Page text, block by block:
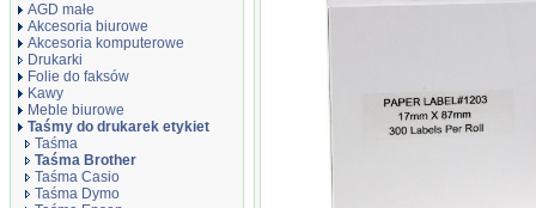
AGD małe
Akcesoria biurowe
Akcesoria komputerowe
Drukarki
Folie do faksów
Kawy
Meble biurowe
Taśmy do drukarek etykiet
Taśma
Taśma Brother
Taśma Casio
Taśma Dymo